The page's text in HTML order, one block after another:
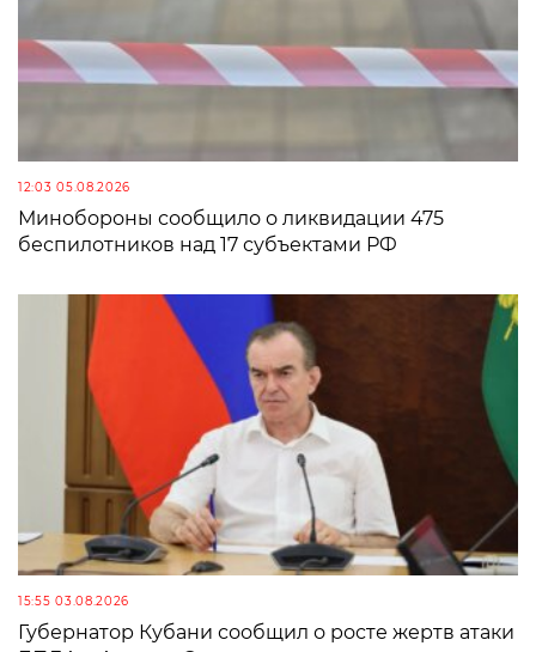
12:03 05.08.2026
Минобороны сообщило о ликвидации 475
беспилотников над 17 субъектами РФ
15:55 03.08.2026
Губернатор Кубани сообщил о росте жертв атаки